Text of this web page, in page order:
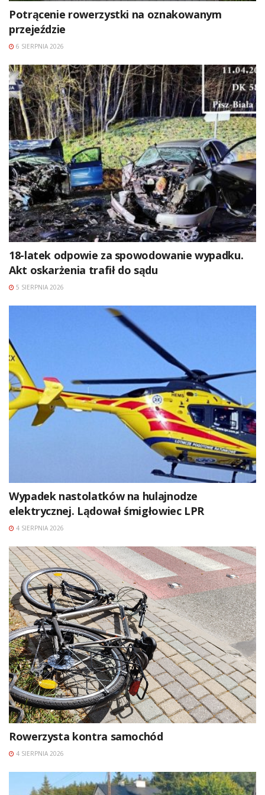
Potrącenie rowerzystki na oznakowanym
przejeździe
6 SIERPNIA 2026
18-latek odpowie za spowodowanie wypadku.
Akt oskarżenia trafił do sądu
5 SIERPNIA 2026
Wypadek nastolatków na hulajnodze
elektrycznej. Lądował śmigłowiec LPR
4 SIERPNIA 2026
Rowerzysta kontra samochód
4 SIERPNIA 2026